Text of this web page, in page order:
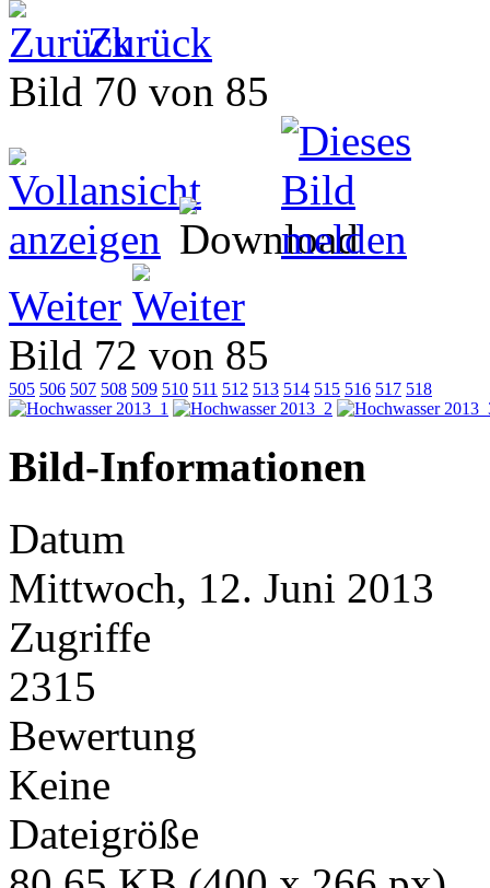
Zurück
Bild 70 von 85
Weiter
Bild 72 von 85
505 506 507 508 509 510 511 512 513 514 515 516 517 518
Bild-Informationen
Datum
Mittwoch, 12. Juni 2013
Zugriffe
2315
Bewertung
Keine
Dateigröße